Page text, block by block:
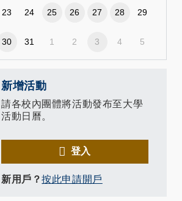
23 24 25 26 27 28 29
30 31 1 2 3 4 5
新增活動
請各校內團體將活動發布至大學
活動日曆。
登入
新用戶？按此申請開戶